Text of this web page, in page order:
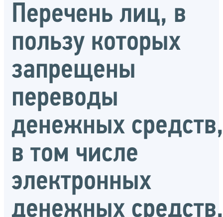
Перечень лиц, в
пользу которых
запрещены
переводы
денежных средств,
в том числе
электронных
денежных средств,